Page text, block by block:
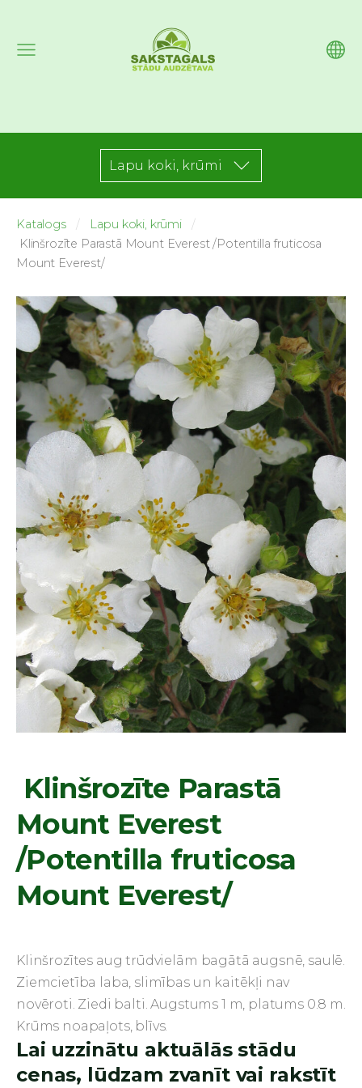
Lapu koki, krūmi
Lai uzzinātu aktuālās stādu
cenas, lūdzam zvanīt vai rakstīt
Katalogs
Lapu koki, krūmi
Klinšrozīte Parastā Mount Everest /Potentilla fruticosa
Mount Everest/
Klinšrozīte Parastā
Mount Everest
/Potentilla fruticosa
Mount Everest/
Klinšrozītes aug trūdvielām bagātā augsnē, saulē.
Ziemcietība laba, slimības un kaitēkļi nav
novēroti. Ziedi balti. Augstums 1 m, platums 0.8 m.
Krūms noapaļots, blīvs.